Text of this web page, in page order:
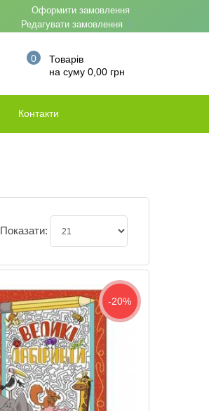
Оформити замовлення
Редагувати замовлення
Товарів
0
на суму 0,00 грн
Контакти
Показати:
-20%